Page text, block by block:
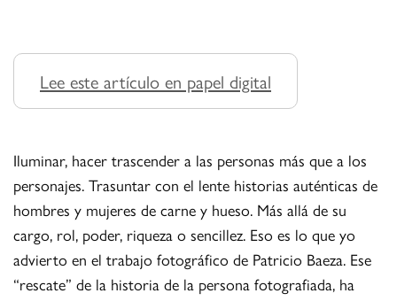
Lee este artículo en papel digital
Iluminar, hacer trascender a las personas más que a los
personajes. Trasuntar con el lente historias auténticas de
hombres y mujeres de carne y hueso. Más allá de su
cargo, rol, poder, riqueza o sencillez. Eso es lo que yo
advierto en el trabajo fotográfico de Patricio Baeza. Ese
“rescate” de la historia de la persona fotografiada, ha